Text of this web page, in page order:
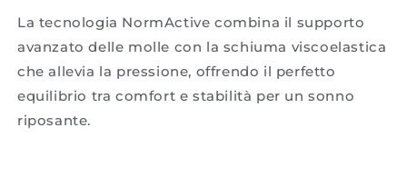
La tecnologia NormActive combina il supporto
avanzato delle molle con la schiuma viscoelastica
che allevia la pressione, offrendo il perfetto
equilibrio tra comfort e stabilità per un sonno
riposante.